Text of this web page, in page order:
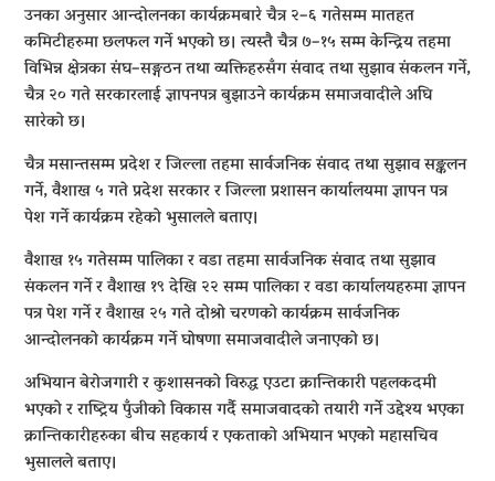
उनका अनुसार आन्दोलनका कार्यक्रमबारे चैत्र २–६ गतेसम्म मातहत
कमिटीहरुमा छलफल गर्ने भएको छ। त्यस्तै चैत्र ७–१५ सम्म केन्द्रिय तहमा
विभिन्न क्षेत्रका संघ–सङ्गठन तथा व्यक्तिहरुसँग संवाद तथा सुझाव संकलन गर्ने,
चैत्र २० गते सरकारलाई ज्ञापनपत्र बुझाउने कार्यक्रम समाजवादीले अघि
सारेको छ।
चैत्र मसान्तसम्म प्रदेश र जिल्ला तहमा सार्वजनिक संवाद तथा सुझाव सङ्कलन
गर्ने, वैशाख ५ गते प्रदेश सरकार र जिल्ला प्रशासन कार्यालयमा ज्ञापन पत्र
पेश गर्ने कार्यक्रम रहेको भुसालले बताए।
वैशाख १५ गतेसम्म पालिका र वडा तहमा सार्वजनिक संवाद तथा सुझाव
संकलन गर्ने र वैशाख १९ देखि २२ सम्म पालिका र वडा कार्यालयहरुमा ज्ञापन
पत्र पेश गर्ने र वैशाख २५ गते दोश्रो चरणको कार्यक्रम सार्वजनिक
आन्दोलनको कार्यक्रम गर्ने घोषणा समाजवादीले जनाएको छ।
अभियान बेरोजगारी र कुशासनको विरुद्ध एउटा क्रान्तिकारी पहलकदमी
भएको र राष्ट्रिय पुँजीको विकास गर्दै समाजवादको तयारी गर्ने उद्देश्य भएका
क्रान्तिकारीहरुका बीच सहकार्य र एकताको अभियान भएको महासचिव
भुसालले बताए।